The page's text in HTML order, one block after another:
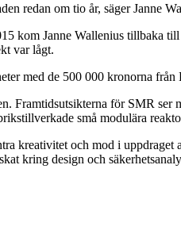
redan om tio år, säger Janne
kom Janne Wallenius tillbaka
var lågt.
med de 500 000 kronorna
för SMR
små modulära
kreativitet och mod i
kring design och